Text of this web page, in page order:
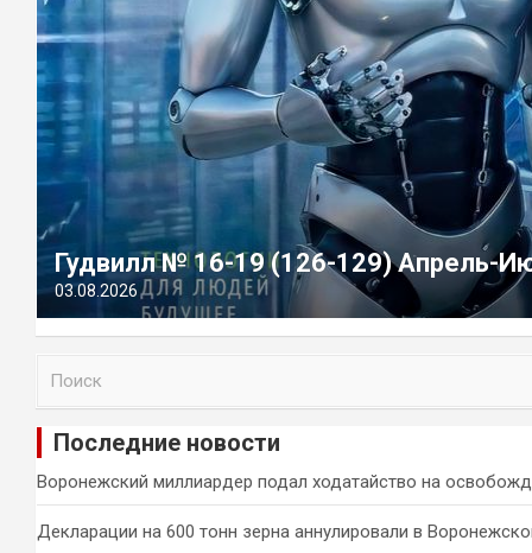
Гудвилл № 16-19 (126-129) Апрель-
03.08.2026
и
Последние новости
Воронежский миллиардер подал ходатайство на
Декларации на 600 тонн зерна аннулировали в